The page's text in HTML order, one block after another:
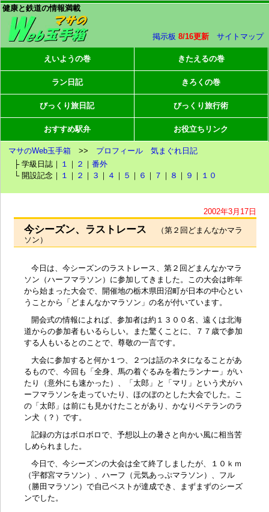
健康と鉄道の情報満載
掲示板 8/16更新 サイトマップ
えいようの巻 きたえるの巻
ラン日記 きろくの巻
びっくり旅日記 びっくり旅行術
おすすめ駅弁 お役立ちリンク
マサのWeb玉手箱 >> プロフィール
気まぐれ日記
├ 学級日誌｜ １ ｜ ２ ｜番外
└ 開設記念｜ １ ｜ ２ ｜ ３ ｜ ４ ｜ ５ ｜ ６ ｜ ７ ｜ ８ ｜ ９ ｜ １０
2002年3月17日
今シーズン、ラストレース
（第２回どまんなかマラ
ソン）
今日は、今シーズンのラストレース、第２回どまんなかマラ
ソン（ハーフマラソン）に参加してきました。この大会は昨年
から始まった大会で、開催地の栃木県田沼町が日本の中心とい
うことから「どまんなかマラソン」の名が付いています。
開会式の情報によれば、参加者は約１３００名、遠くは北海
道からの参加者もいるらしい。また驚くことに、７７歳で参加
する人もいるとのことで、尊敬の一言です。
大会に参加すると何か１つ、２つは話のネタになることがあ
るもので、今回も「全身、馬の着ぐるみを着たランナー」がい
たり（意外にも速かった）、「太郎」と「マリ」という犬がハ
ーフマラソンを走っていたり、ほのぼのとした大会でした。こ
の「太郎」は前にも見かけたことがあり、かなりベテランのラ
ン犬（？）です。
記録の方はボロボロで、予想以上の暑さと向かい風に相当苦
しめられました。
今日で、今シーズンの大会は全て終了しましたが、１０ｋｍ
（宇都宮マラソン）、ハーフ（元気あっぷマラソン）、フル
（勝田マラソン）で自己ベストが達成でき、まずまずのシーズ
ンでした。